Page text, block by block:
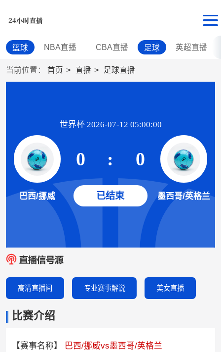
篮球 NBA直播 CBA直播 足球 英超直播
当前位置： 首页 直播 足球直播
世界杯 2026-07-12 05:00:00
巴西/挪威
0 : 0
已结束 墨西哥/英格兰
高清直播间 专业赛事解说 美女直播
比赛介绍
【赛事名称】
巴西/挪威vs墨西哥/英格兰